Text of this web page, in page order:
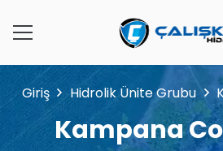
Giriş Hidrolik Ünite Grubu
Kampana